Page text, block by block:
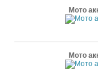
Мото
Мото